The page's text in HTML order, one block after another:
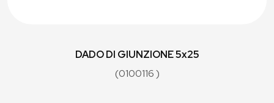
DADO DI GIUNZIONE 5x25
(0100116 )